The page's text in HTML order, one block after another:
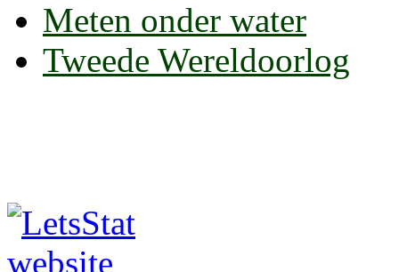
Meten onder water
Tweede Wereldoorlog